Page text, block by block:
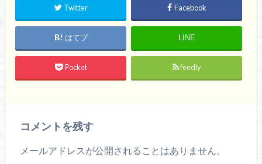
Twitter Facebook
はてブ LINE
Pocket feedly
コメントを残す
メールアドレスが公開されることはありません。